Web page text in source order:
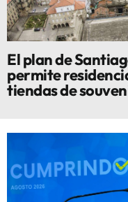
El plan de
permite
tiendas de